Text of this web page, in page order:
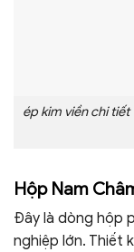
ép kim viền chi
Hộp Nam
Đây là dòng hộp
nghiệp lớn. Thiết